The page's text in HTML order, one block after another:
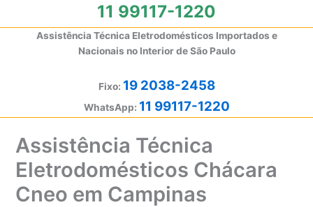
11 99117-1220
Assistência Técnica Eletrodomésticos Importados e
Nacionais no Interior de São Paulo
Fixo: 19 2038-2458
WhatsApp: 11 99117-1220
Assistência Técnica
Eletrodomésticos Chácara
Cneo em Campinas